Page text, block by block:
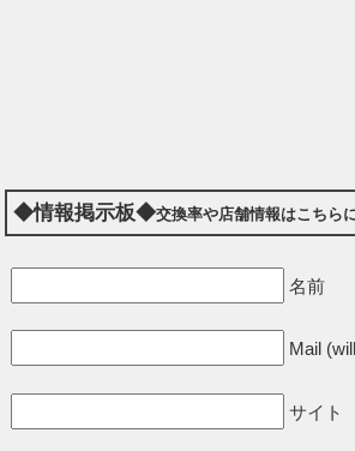
◆情報掲示板◆交換率や店舗情報はこちら
名前
Mail
サイト